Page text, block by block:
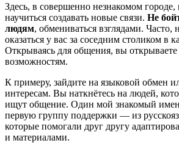
Здесь, в совершенно незнакомом
научиться создавать новые связи. Не
людям, обмениваться взглядами.
оказаться у вас за соседним столиком в
Открываясь для общения, вы
возможностям.
К примеру, зайдите на языковой обмен
интересам. Вы наткнётесь на людей,
ищут общение. Один мой знакомый
первую группу поддержки — из
которые помогали друг другу
и материалами.